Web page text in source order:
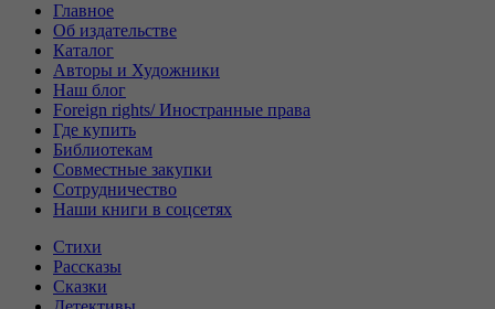
Главное
Об издательстве
Каталог
Авторы и Художники
Наш блог
Foreign rights/ Иностранные права
Где купить
Библиотекам
Совместные закупки
Сотрудничество
Наши книги в соцсетях
Стихи
Рассказы
Сказки